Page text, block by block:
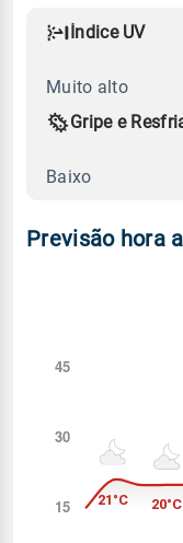
Índice UV
Muito alto
Gripe e
Baixo
Previsão hora